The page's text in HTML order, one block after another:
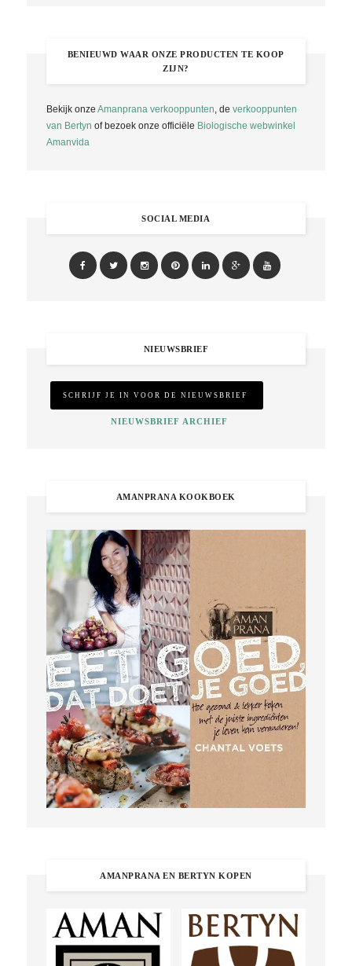
BENIEUWD WAAR ONZE PRODUCTEN TE KOOP
ZIJN?
Bekijk onze Amanprana verkooppunten, de verkooppunten
van Bertyn of bezoek onze officiële Biologische webwinkel
Amanvida
SOCIAL MEDIA
NIEUWSBRIEF
NIEUWSBRIEF ARCHIEF
AMANPRANA KOOKBOEK
AMANPRANA EN BERTYN KOPEN